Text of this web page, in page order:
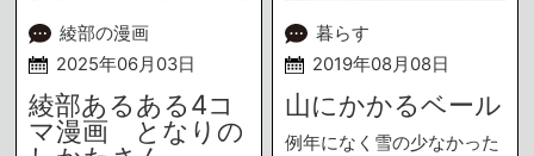
綾部の漫画
2025年06月03日
綾部あるある4コ
マ漫画 となりの
暮らす
2019年08月08日
山にかかるベール
例年になく雪の少なかった